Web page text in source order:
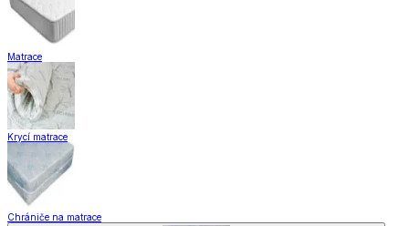
Matrace
Krycí matrace
Chrániče na matrace